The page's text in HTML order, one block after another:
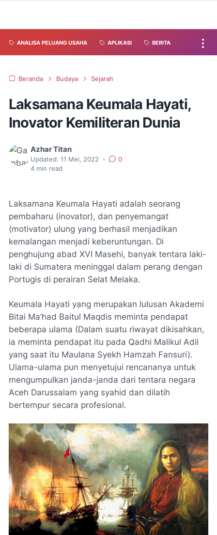
ANALISA PELUANG USAHA APLIKASI BERITA
Beranda Budaya Sejarah
Laksamana Keumala Hayati,
Inovator Kemiliteran Dunia
Azhar Titan
Updated: 11 Mei, 2022 •
0
4 min read
Laksamana Keumala Hayati adalah seorang
pembaharu (inovator), dan penyemangat
(motivator) ulung yang berhasil menjadikan
kemalangan menjadi keberuntungan. Di
penghujung abad XVI Masehi, banyak tentara laki-
laki di Sumatera meninggal dalam perang dengan
Portugis di perairan Selat Melaka.
Keumala Hayati yang merupakan lulusan Akademi
Bitai Ma’had Baitul Maqdis meminta pendapat
beberapa ulama (Dalam suatu riwayat dikisahkan,
ia meminta pendapat itu pada Qadhi Malikul Adil
yang saat itu Maulana Syekh Hamzah Fansuri).
Ulama-ulama pun menyetujui rencananya untuk
mengumpulkan janda-janda dari tentara negara
Aceh Darussalam yang syahid dan dilatih
bertempur secara profesional.